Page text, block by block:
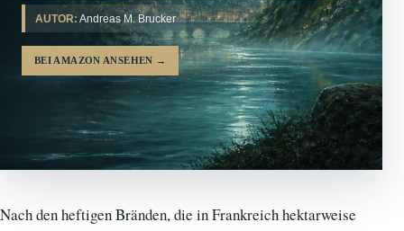
AUTOR: Andreas M. Brucker
BEI AMAZON ANSEHEN →
Nach den heftigen Bränden, die in Frankreich hektarweise